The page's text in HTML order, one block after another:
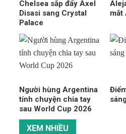
Chelsea sắp đẩy Axel
Disasi sang Crystal
Palace
mắt
Người hùng Argentina
tính chuyện chia tay
sau World Cup 2026
XEM NHIỀU